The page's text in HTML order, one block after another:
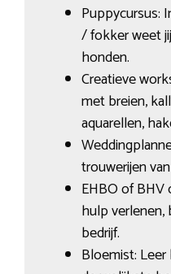
Puppycursus:
/ fokker weet
honden.
Creatieve
met breien,
aquarellen,
trouwerijen
EHBO of BHV
hulp
bedrijf.
Bloemist: